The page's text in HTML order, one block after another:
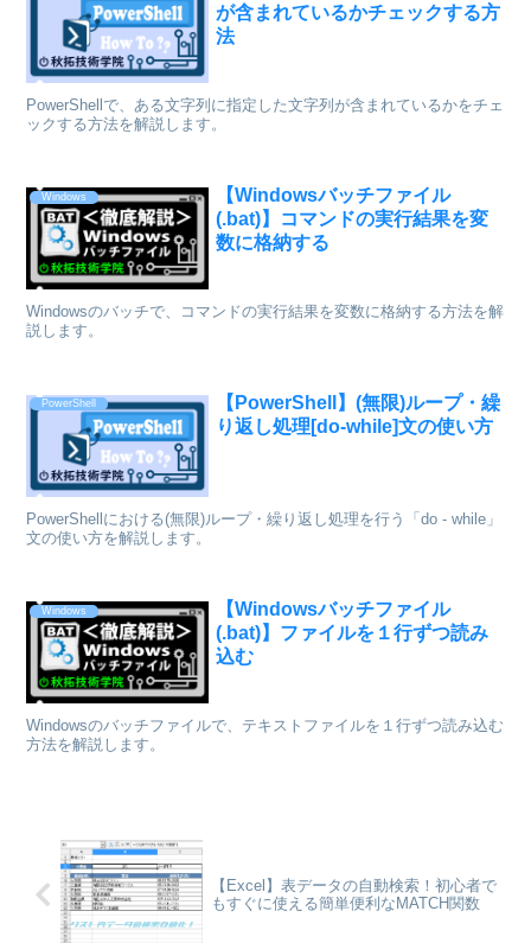
が含まれているかチェックする方
法
PowerShellで、ある文字列に指定した文字列が含まれているかをチェ
ックする方法を解説します。
Windows
【Windowsバッチファイル
(.bat)】コマンドの実行結果を変
数に格納する
Windowsのバッチで、コマンドの実行結果を変数に格納する方法を解
説します。
PowerShell
【PowerShell】(無限)ループ・繰
り返し処理[do-while]文の使い方
PowerShellにおける(無限)ループ・繰り返し処理を行う「do - while」
文の使い方を解説します。
Windows
【Windowsバッチファイル
(.bat)】ファイルを１行ずつ読み
込む
Windowsのバッチファイルで、テキストファイルを１行ずつ読み込む
方法を解説します。
【Excel】表データの自動検索！初心者で
もすぐに使える簡単便利なMATCH関数